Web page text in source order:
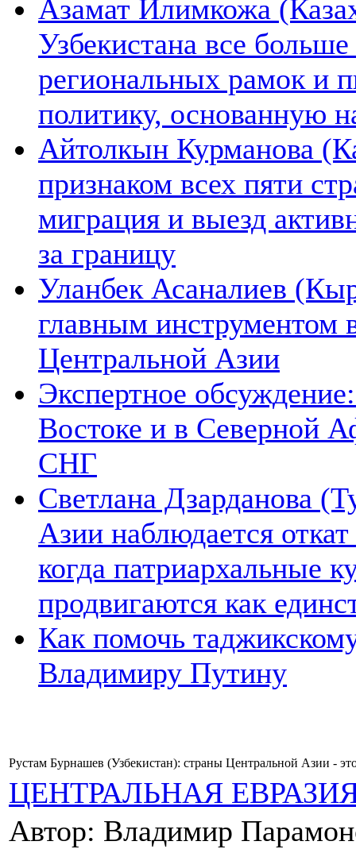
Азамат Илимкожа
Узбекистана все
региональных рамок и
политику, основанную
Айтолкын Курманова
признаком всех пяти
миграция и выезд
за границу
Уланбек Асаналиев
главным инструментом
Центральной Азии
Экспертное
Востоке и в Северной
СНГ
Светлана Дзарданова
Азии наблюдается
когда патриархальные
продвигаются как
Как помочь
Владимиру Путину
Рустам Бурнашев (Узбекистан): страны Центральной Азии -
ЦЕНТРАЛЬНАЯ
Автор: Владимир